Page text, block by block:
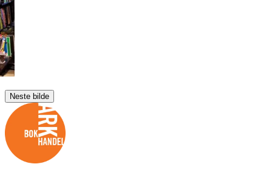
Neste bilde